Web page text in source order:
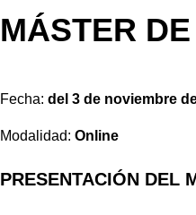
MÁSTER
Fecha: del 3 de noviembre
Modalidad: Online
PRESENTACIÓN DEL